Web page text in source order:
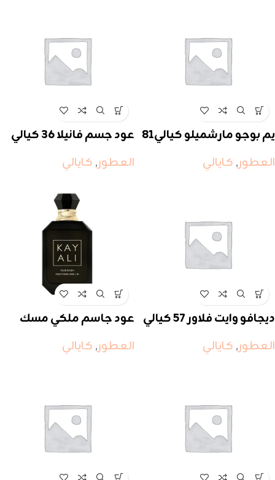
يم بوجو مارشميلو كيالي81
العطور, كايالي
عود جسم فانيلا 36 كيالي
العطور, كايالي
ديجافو وايت فلاور 57 كيالي
العطور, كايالي
عود جاسم ملكي مسك
العطور, كايالي